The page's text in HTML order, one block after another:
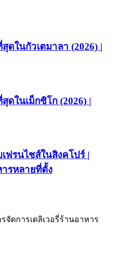
ดในกัวเตมาลา (2026) |
ดในเม็กซิโก (2026) |
ฟรนไชส์ในสิงคโปร์ |
รหลายที่ตั้ง
ดการเดลิเวอรี่ร้านอาหาร